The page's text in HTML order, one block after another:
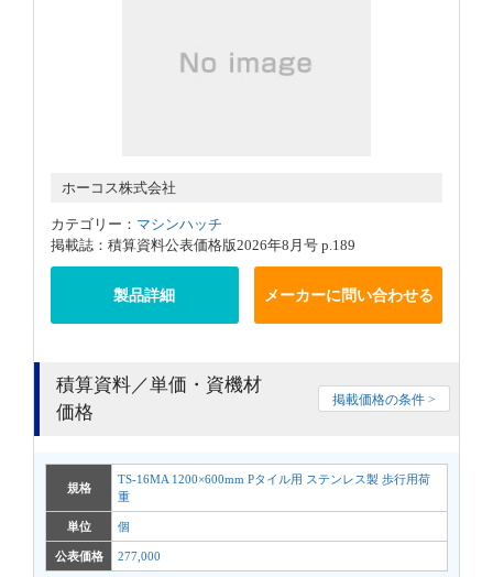
ホーコス株式会社
カテゴリー： マシンハッチ
掲載誌：積算資料公表価格版2026年8月号 p.189
製品詳細 メーカーに問い合わせる
積算資料／単価・資機材
価格
掲載価格の条件 >
規格
TS-16MA 1200×600mm Pタイル用 ステンレス製 歩行用荷
重
単位 個
公表価格 277,000